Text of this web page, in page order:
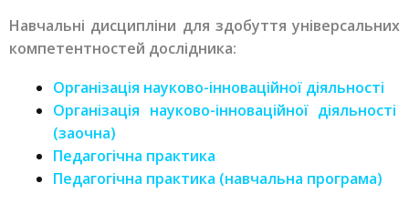
Навчальні дисципліни для здобуття універсальних
компетентностей дослідника:
Організація науково-інноваційної діяльності
Організація науково-інноваційної діяльності
(заочна)
Педагогічна практика
Педагогічна практика (навчальна програма)